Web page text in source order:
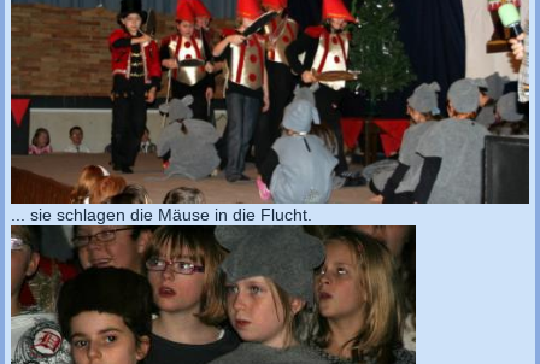
... sie schlagen die Mäuse in die Flucht.